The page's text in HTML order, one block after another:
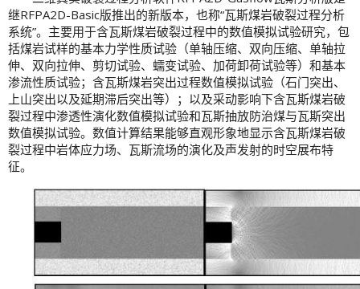
继RFPA2D-Basic版推出的新版本，也称“瓦斯煤岩破裂过程分析
系统”。主要用于含瓦斯煤岩破裂过程中的数值模拟试验研究，包
括煤岩试样的基本力学性质试验（单轴压缩、双向压缩、单轴拉
伸、双向拉伸、剪切试验、蠕变试验、加荷卸荷试验等）和基本
渗流性质试验；含瓦斯煤岩突出过程数值模拟试验（石门突出、
上山突出以及延期滞后突出等）；以及采动影响下含瓦斯煤岩破
裂过程中渗透性演化数值模拟试验和瓦斯抽放防治煤与瓦斯突出
数值模拟试验。数值计算结果能够直观形象地显示含瓦斯煤岩破
裂过程中岩体应力场、瓦斯流场的演化及声发射的时空展布特
征。